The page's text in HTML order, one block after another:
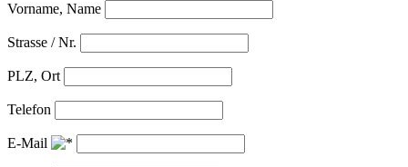
Vorname, Name
Strasse / Nr.
PLZ, Ort
Telefon
E-Mail